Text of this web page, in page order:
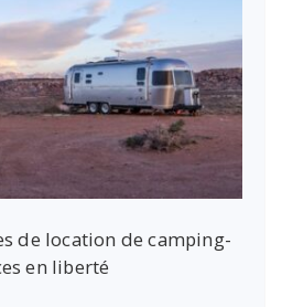
de location de camping-
en liberté